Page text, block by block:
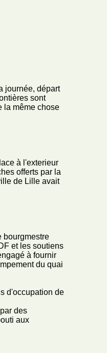
journée, départ
sont
la même chose
à l'exterieur
offerts par la
de Lille avait
bourgmestre
et les soutiens
à fournir
du quai
d'occupation de
des
aux